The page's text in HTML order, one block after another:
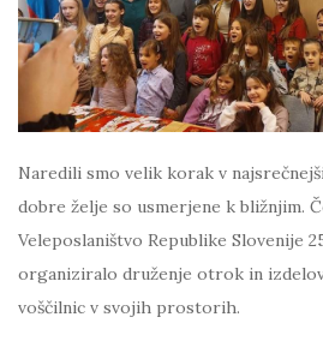
Naredili smo velik korak v
dobre želje so usmerjene k bližnjim.
Veleposlaništvo Republike Slovenije
organiziralo druženje otrok in
voščilnic v svojih prostorih.